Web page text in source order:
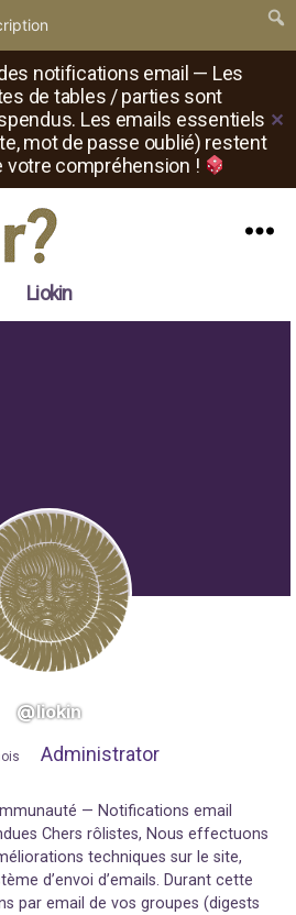
notifications email — Les
de tables / parties sont
Les emails essentiels
mot de passe oublié) restent
votre compréhension !
✕
Liokin
@liokin
Administrator
— Notifications email
Chers rôlistes, Nous effectuons
techniques sur le site,
d’envoi d’emails. Durant cette
par email de vos groupes (digests